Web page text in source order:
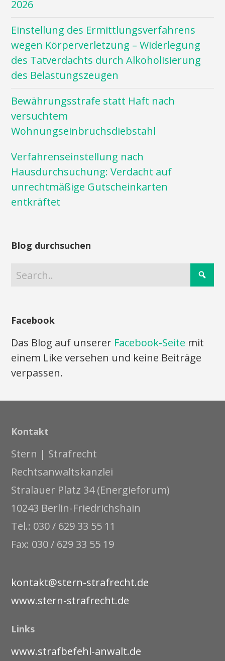
2026
Einstellung des Ermittlungsverfahrens
wegen Körperverletzung – Widerlegung
des Tatverdachts durch Alkoholisierung
des Belastungszeugen
Bewährungsstrafe statt Haft nach
versuchtem
Wohnungseinbruchsdiebstahl
Verfahrenseinstellung nach
Hausdurchsuchung: Verdacht auf
unrechtmäßige Gutscheinkarten
entkräftet
Blog durchsuchen
Facebook
Das Blog auf unserer Facebook-Seite mit
einem Like versehen und keine Beiträge
verpassen.
Kontakt
Stern | Strafrecht
Rechtsanwaltskanzlei
Stralauer Platz 34 (Energieforum)
10243 Berlin-Friedrichshain
Tel.: 030 / 629 33 55 11
Fax: 030 / 629 33 55 19
kontakt@stern-strafrecht.de
www.stern-strafrecht.de
Links
www.strafbefehl-anwalt.de